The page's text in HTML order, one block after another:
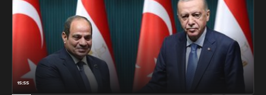
15:55